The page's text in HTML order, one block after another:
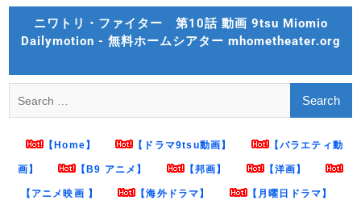
Skip
content
ニワトリ・ファイター 第10話 動画 9tsu Miomio
Dailymotion - 無料ホームシアター mhometheater.org
for:
【Home】 【ドラマ9tsu動画】 【バラエティ動
画】 【B9 アニメ】 【邦画】 【洋画】
【アニメ映画 】 【海外ドラマ】 【月曜日ドラマ】